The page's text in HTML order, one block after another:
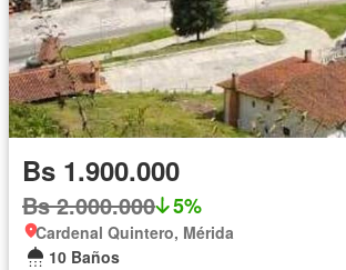
Bs 1.900.000
Bs 2.000.000 5%
Cardenal Quintero, Mérida
10 Baños